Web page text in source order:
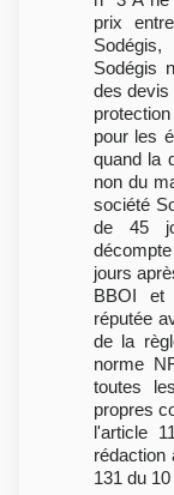
prix
Sodégis
des devis
pour les
quand la
non du
société
de 45
jours
BBOI et
réputée
de la
norme
toutes
propres
l'article
rédaction
131 du